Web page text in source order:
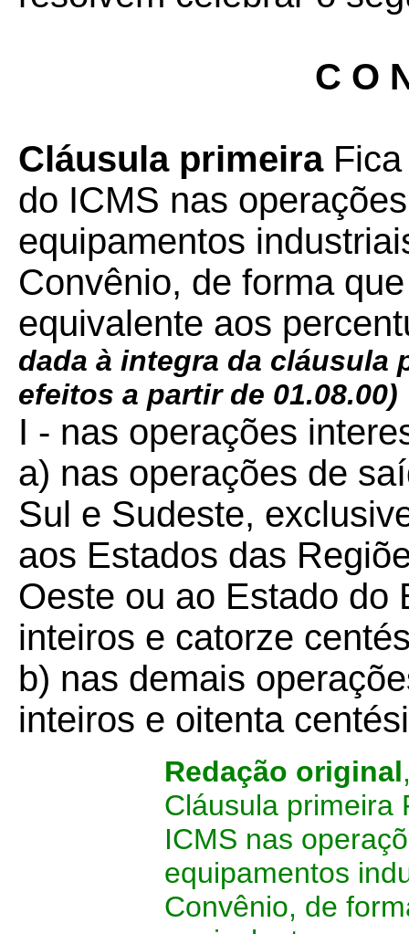
C O
Cláusula primeiraFica
do ICMS nas
equipamentos
Convênio, de forma
equivalente aos
dada à integra da cláusula
efeitos a partir de 01.08.00)
I - nas operações
a) nas operações de
Sul e Sudeste,
aos Estados das
Oeste ou ao Estado do
inteiros e catorze
b) nas demais
inteiros e oitenta
Redação original
Cláusula primeira
ICMS nas
equipamentos
Convênio, de